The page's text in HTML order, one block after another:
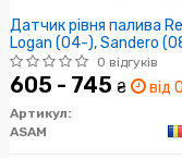
Датчик рівня палива
Logan (04-), Sandero
Duster (10-) (32147)
0 відгуків
605 - 745 ₴ від
Артикул:
ASAM